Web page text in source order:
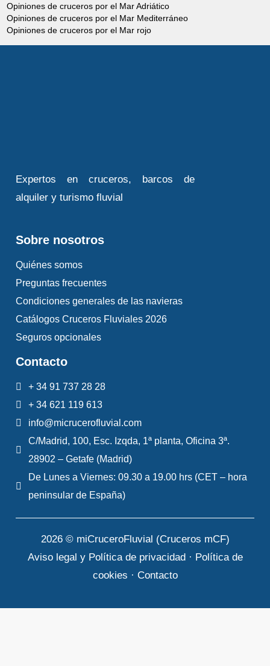
Opiniones de cruceros por el Mar Adriático
Opiniones de cruceros por el Mar Mediterráneo
Opiniones de cruceros por el Mar rojo
Expertos en cruceros, barcos de
alquiler y turismo fluvial
Sobre nosotros
Quiénes somos
Preguntas frecuentes
Condiciones generales de las navieras
Catálogos Cruceros Fluviales 2026
Seguros opcionales
Contacto
+ 34 91 737 28 28
+ 34 621 119 613
info@micrucerofluvial.com
C/Madrid, 100, Esc. Izqda, 1ª planta, Oficina 3ª.
28902 – Getafe (Madrid)
De Lunes a Viernes: 09.30 a 19.00 hrs (CET – hora
peninsular de España)
2026 © miCruceroFluvial (Cruceros mCF)
Aviso legal y Política de privacidad· Política de
cookies · Contacto